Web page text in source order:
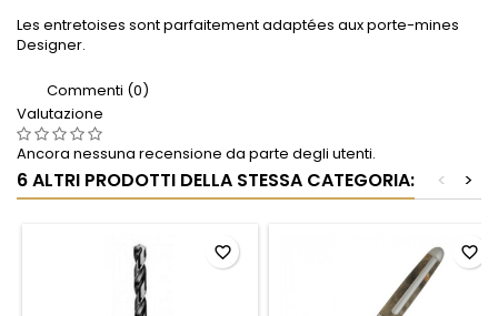
Les entretoises sont parfaitement adaptées aux porte-mines
Designer.
Commenti (0)
Valutazione
Ancora nessuna recensione da parte degli utenti.
6 ALTRI PRODOTTI DELLA STESSA CATEGORIA: >
<
favorite_border favorite_border